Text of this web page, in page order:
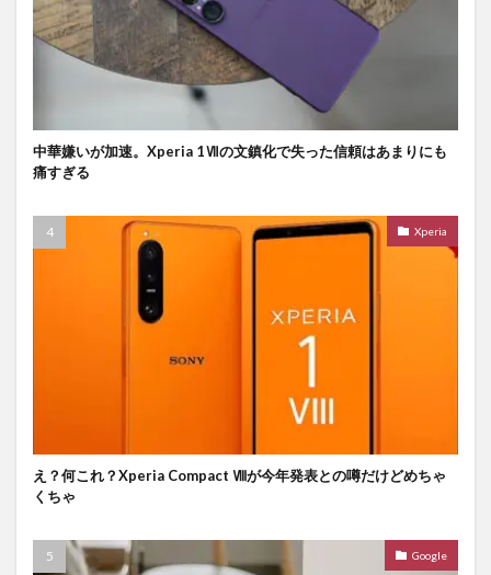
中華嫌いが加速。Xperia 1Ⅶの文鎮化で失った信頼はあまりにも
痛すぎる
Xperia
え？何これ？Xperia Compact Ⅷが今年発表との噂だけどめちゃ
くちゃ
Google